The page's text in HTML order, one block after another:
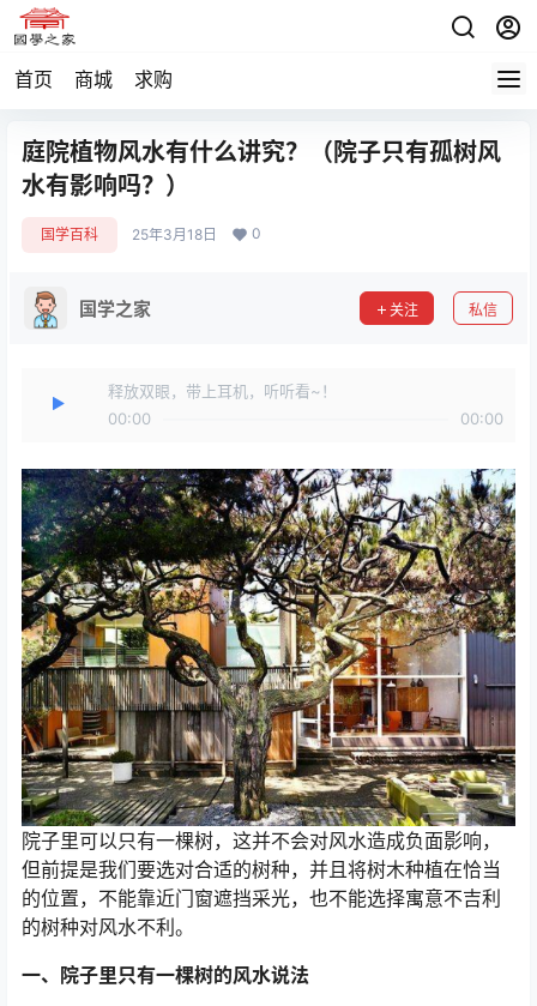
首页 商城 求购
庭院植物风水有什么讲究？（院子只有孤树风
水有影响吗？）
国学百科 25年3月18日 0
国学之家 关注 私信
释放双眼，带上耳机，听听看~！
00:00
00:00
院子里可以只有一棵树，这并不会对风水造成负面影响，
但前提是我们要选对合适的树种，并且将树木种植在恰当
的位置，不能靠近门窗遮挡采光，也不能选择寓意不吉利
的树种对风水不利。
一、院子里只有一棵树的风水说法